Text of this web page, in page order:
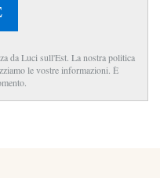
da Luci sull'Est. La nostra politica
le vostre informazioni. È